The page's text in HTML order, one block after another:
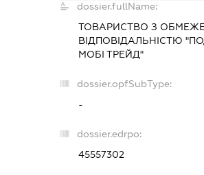
dossier.fullName:
ТОВАРИСТВО З
ВІДПОВІДАЛЬНІСТЮ
МОБІ ТРЕЙД"
dossier.opfSubType:
-
dossier.edrpo:
45557302